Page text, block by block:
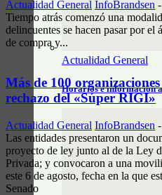
Actualidad General
Horarios e información
Actualidad General InfoBrandsen -
Tiempo atrás comenzó una
delincuentes se hacen pasar por el
de compra y...
Más de 100
rechazo del «Súper RIGI»
Actualidad General InfoBrandsen -
Las entidades presentaron un
proyecto de ley junto al de la Ley
Privada; y convocaron a una
este 6 de agosto, fecha en la que
Senado